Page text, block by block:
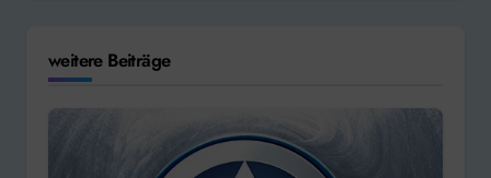
weitere Beiträge